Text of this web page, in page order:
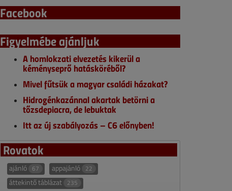
Facebook
Figyelmébe ajánljuk
A homlokzati elvezetés kikerül a
kéményseprő hatásköréből?
Mivel fűtsük a magyar családi házakat?
Hidrogénkazánnal akartak betörni a
tőzsdepiacra, de lebuktak
Itt az új szabályozás – C6 előnyben!
Rovatok
ajánló 67 appajánló 22
áttekintő táblázat 235